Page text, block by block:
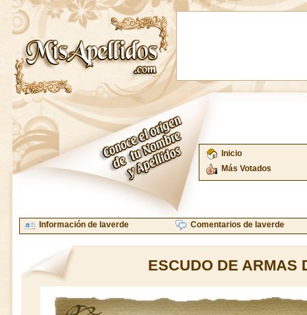
Inicio
Más Votados
Información de laverde Comentarios de laverde
ESCUDO DE ARMAS